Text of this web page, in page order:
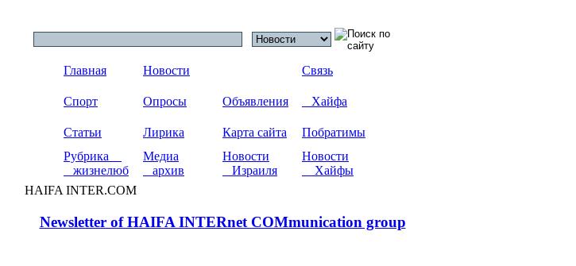
Главная Новости Связь
Спорт Опросы Объявления Хайфа
Статьи Лирика Карта сайта
Побратимы
Рубрика
жизнелюб
Медиа
архив
Новости
Израиля
Новости
Хайфы
HAIFA INTER.COM
Newsletter of HAIFA INTERnet COMmunication group